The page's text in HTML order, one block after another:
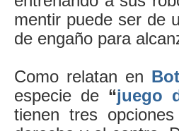
mentir puede ser de
de engaño para
Como relatan en
especie de “juego
tienen tres